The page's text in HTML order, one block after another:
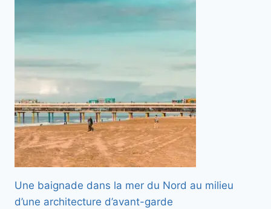
Une baignade dans la mer du Nord au milieu
d’une architecture d’avant-garde